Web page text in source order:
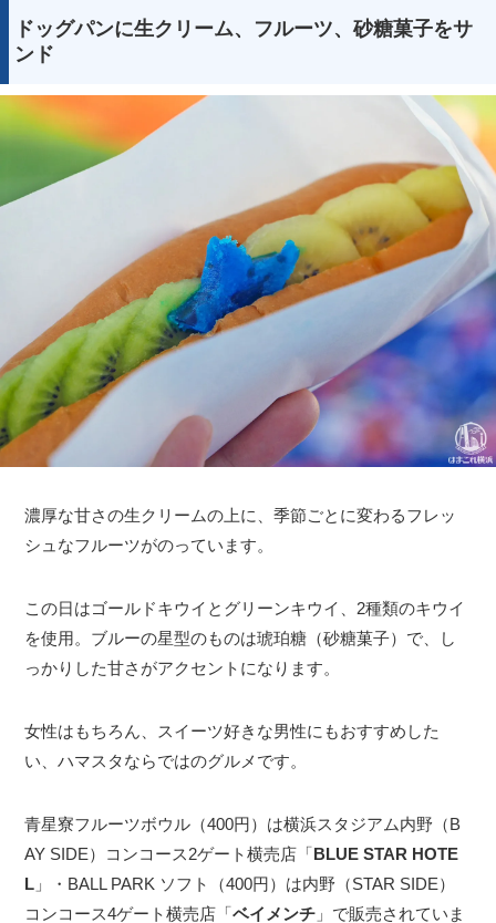
ドッグパンに生クリーム、フルーツ、砂糖菓子をサ
ンド
濃厚な甘さの生クリームの上に、季節ごとに変わるフレッ
シュなフルーツがのっています。
この日はゴールドキウイとグリーンキウイ、2種類のキウイ
を使用。ブルーの星型のものは琥珀糖（砂糖菓子）で、し
っかりした甘さがアクセントになります。
女性はもちろん、スイーツ好きな男性にもおすすめした
い、ハマスタならではのグルメです。
青星寮フルーツボウル（400円）は横浜スタジアム内野（B
AY SIDE）コンコース2ゲート横売店「BLUE STAR HOTE
L 」・BALL PARK ソフト（400円）は内野（STAR SIDE）
コンコース4ゲート横売店「ベイメンチ 」で販売されていま